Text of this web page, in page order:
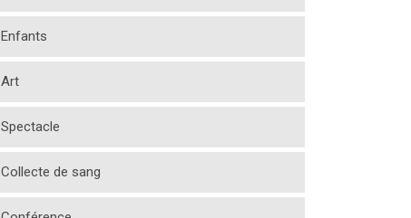
Enfants
Art
Spectacle
Collecte de sang